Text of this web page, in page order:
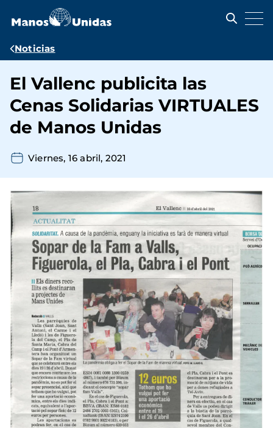
contenido
Ruta
navegación
Noticias
El Vallenc publicita las
Cenas Solidarias VIRTUALES
de Manos Unidas
Viernes, 16 abril, 2021